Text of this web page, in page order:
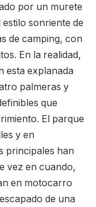
por un murete
sonriente de
de camping, con
En la realidad,
esta explanada
palmeras y
que
El parque
y en
principales han
vez en cuando,
en motocarro
de una